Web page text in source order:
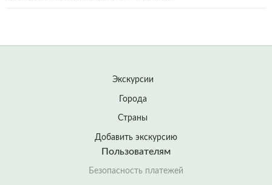
Экскурсии
Города
Страны
Добавить экскурсию
Пользователям
Безопасность платежей